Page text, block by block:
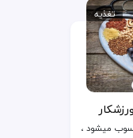
تغذیه
میشود ،